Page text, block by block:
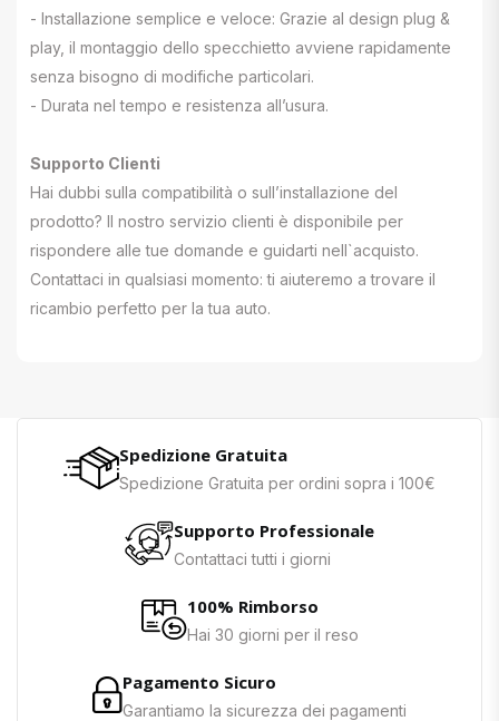
- Installazione semplice e veloce: Grazie al design plug &
play, il montaggio dello specchietto avviene rapidamente
senza bisogno di modifiche particolari.
- Durata nel tempo e resistenza all’usura.
Supporto Clienti
Hai dubbi sulla compatibilità o sull’installazione del
prodotto? Il nostro servizio clienti è disponibile per
rispondere alle tue domande e guidarti nell`acquisto.
Contattaci in qualsiasi momento: ti aiuteremo a trovare il
ricambio perfetto per la tua auto.
Spedizione Gratuita
Spedizione Gratuita per ordini sopra i 100€
Supporto Professionale
Contattaci tutti i giorni
100% Rimborso
Hai 30 giorni per il reso
Pagamento Sicuro
Garantiamo la sicurezza dei pagamenti